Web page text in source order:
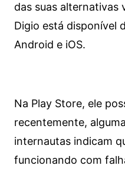
das suas alternativas
Digio está disponível
Android e iOS.
Na Play Store, ele
recentemente,
internautas indicam
funcionando com